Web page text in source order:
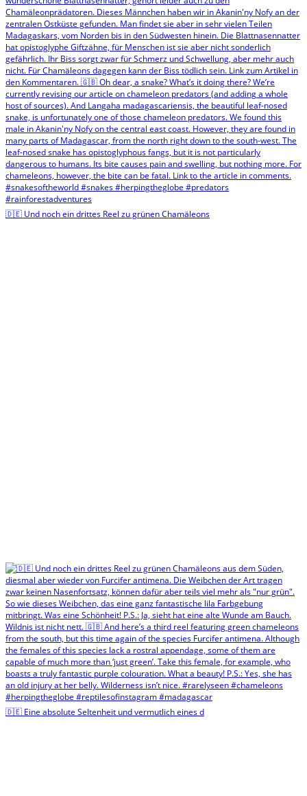
🇩🇪 Und noch ein drittes Reel zu grünen Chamäleons
🇩🇪 Eine absolute Seltenheit und vermutlich eines d